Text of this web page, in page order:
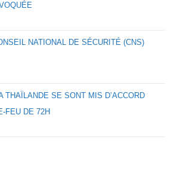
NATIONAL DE SÉCURITÉ (CNS)
THAÏLANDE SE SONT MIS D’ACCORD
FEU DE 72H